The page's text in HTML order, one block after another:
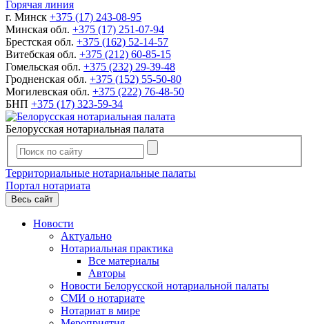
Горячая линия
г. Минск +375 (17) 243-08-95
Минская обл. +375 (17) 251-07-94
Брестская обл. +375 (162) 52-14-57
Витебская обл. +375 (212) 60-85-15
Гомельская обл. +375 (232) 29-39-48
Гродненская обл. +375 (152) 55-50-80
Могилевская обл. +375 (222) 76-48-50
БНП +375 (17) 323-59-34
Белорусская нотариальная палата
Территориальные нотариальные палаты
Портал нотариата
Весь сайт
Новости
Актуально
Нотариальная практика
Все материалы
Авторы
Новости Белорусской нотариальной палаты
СМИ о нотариате
Нотариат в мире